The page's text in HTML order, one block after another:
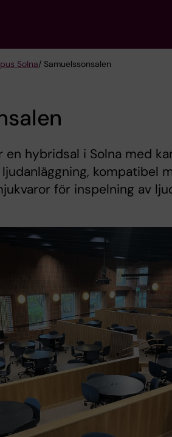
Solna/ Samuelssonsalen
en hybridsal i Solna med
kompatibel
för inspelning av